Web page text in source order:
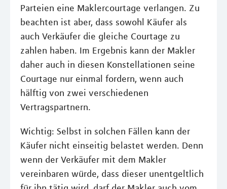
Parteien eine Maklercourtage verlangen. Zu
beachten ist aber, dass sowohl Käufer als
auch Verkäufer die gleiche Courtage zu
zahlen haben. Im Ergebnis kann der Makler
daher auch in diesen Konstellationen seine
Courtage nur einmal fordern, wenn auch
hälftig von zwei verschiedenen
Vertragspartnern.
Wichtig: Selbst in solchen Fällen kann der
Käufer nicht einseitig belastet werden. Denn
wenn der Verkäufer mit dem Makler
vereinbaren würde, dass dieser unentgeltlich